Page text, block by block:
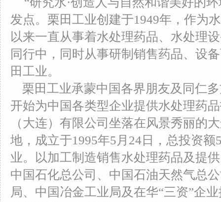
发点。栗田工业创建于1949年，作为
以来一直从事着水处理药品、水处理
同行中，同时从事研制销售药品、设
田工业。
栗田工业承蒙中国各界朋友及同仁
开始为中国各类型企业提供水处理药
（大连）有限公司坐落在风景秀丽的
地，成立于1995年5月24日，总投资
业。以加工制造销售水处理药品及提
中国石化总公司、中国石油天然气总
局、中国冶金工业局及在华“三资”企